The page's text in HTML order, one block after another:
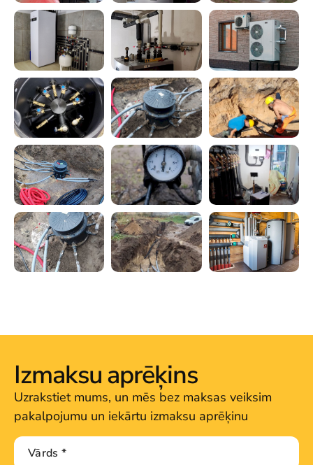
Izmaksu aprēķins
Uzrakstiet mums, un mēs bez maksas veiksim
pakalpojumu un iekārtu izmaksu aprēķinu